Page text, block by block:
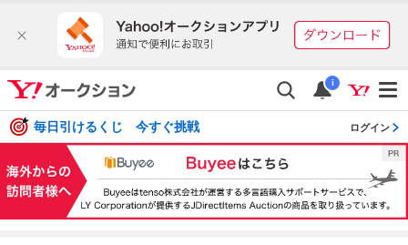
i
毎日引けるくじ 今すぐ挑戦 ログイン